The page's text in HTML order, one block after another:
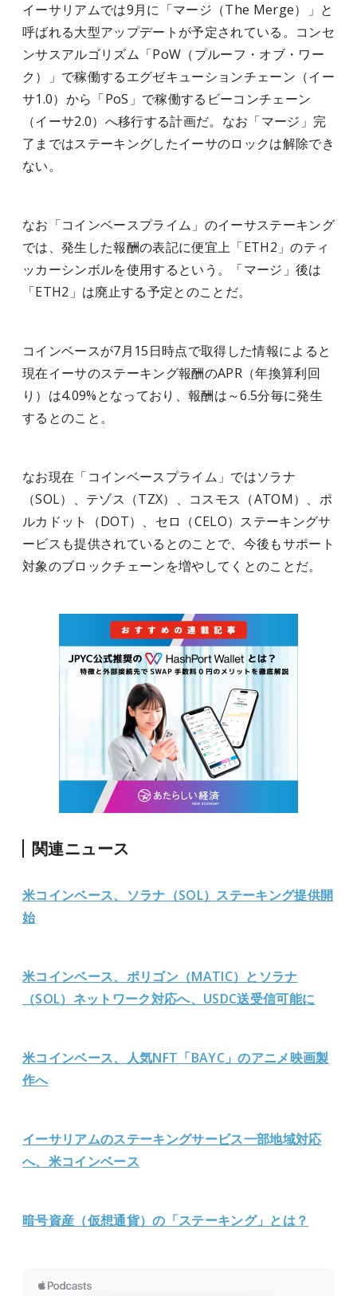
イーサリアムでは9月に「マージ（The Merge）」と
呼ばれる大型アップデートが予定されている。コンセ
ンサスアルゴリズム「PoW（プルーフ・オブ・ワー
ク）」で稼働するエグゼキューションチェーン（イー
サ1.0）から「PoS」で稼働するビーコンチェーン
（イーサ2.0）へ移行する計画だ。なお「マージ」完
了まではステーキングしたイーサのロックは解除でき
ない。
なお「コインベースプライム」のイーサステーキング
では、発生した報酬の表記に便宜上「ETH2」のティ
ッカーシンボルを使用するという。「マージ」後は
「ETH2」は廃止する予定とのことだ。
コインベースが7月15日時点で取得した情報によると
現在イーサのステーキング報酬のAPR（年換算利回
り）は4.09%となっており、報酬は～6.5分毎に発生
するとのこと。
なお現在「コインベースプライム」ではソラナ
（SOL）、テゾス（TZX）、コスモス（ATOM）、ポ
ルカドット（DOT）、セロ（CELO）ステーキングサ
ービスも提供されているとのことで、今後もサポート
対象のブロックチェーンを増やしてくとのことだ。
関連ニュース
米コインベース、ソラナ（SOL）ステーキング提供開
始
米コインベース、ポリゴン（MATIC）とソラナ
（SOL）ネットワーク対応へ、USDC送受信可能に
米コインベース、人気NFT「BAYC」のアニメ映画製
作へ
イーサリアムのステーキングサービス一部地域対応
へ、米コインベース
暗号資産（仮想通貨）の「ステーキング」とは？